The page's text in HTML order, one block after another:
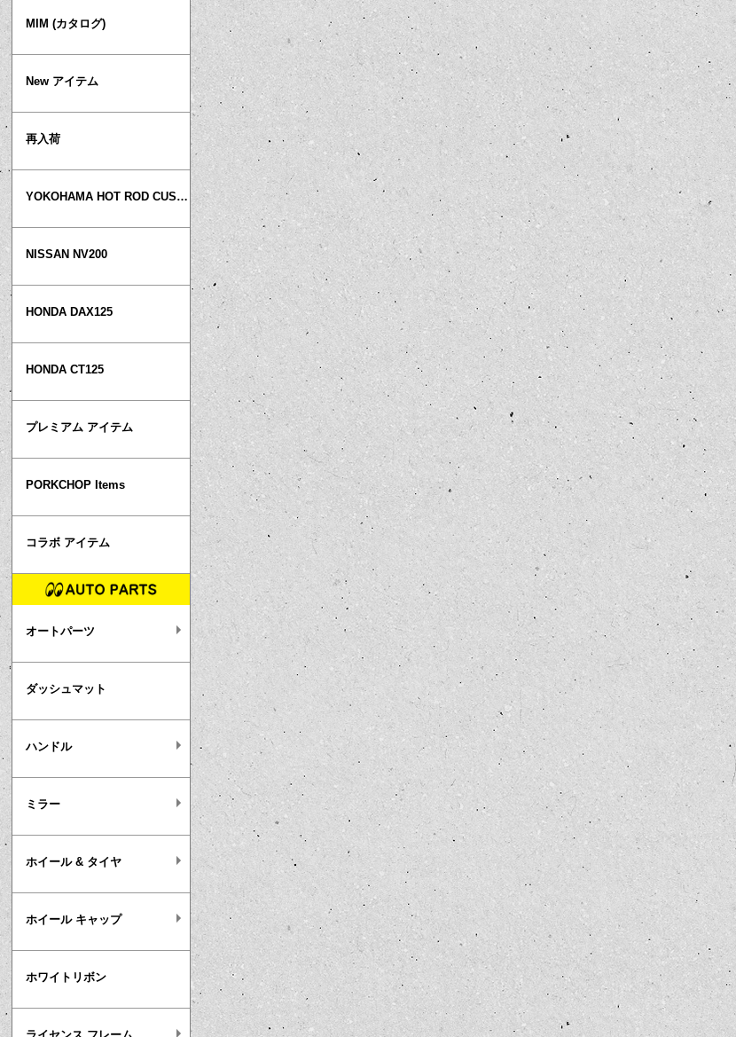
MIM (カタログ)
New アイテム
再入荷
YOKOHAMA HOT ROD CUSTOM SHOW
NISSAN NV200
HONDA DAX125
HONDA CT125
プレミアム アイテム
PORKCHOP Items
コラボ アイテム
オートパーツ
ダッシュマット
ハンドル
ミラー
ホイール & タイヤ
ホイール キャップ
ホワイトリボン